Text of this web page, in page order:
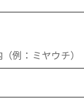
例：ミヤウチ）